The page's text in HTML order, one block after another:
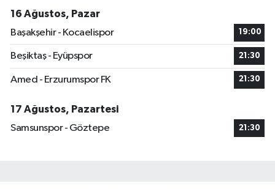
16 Ağustos, Pazar
Başakşehir - Kocaelispor
19:00
Beşiktaş - Eyüpspor 21:30
Amed - Erzurumspor FK 21:30
17 Ağustos, Pazartesi
Samsunspor - Göztepe
21:30